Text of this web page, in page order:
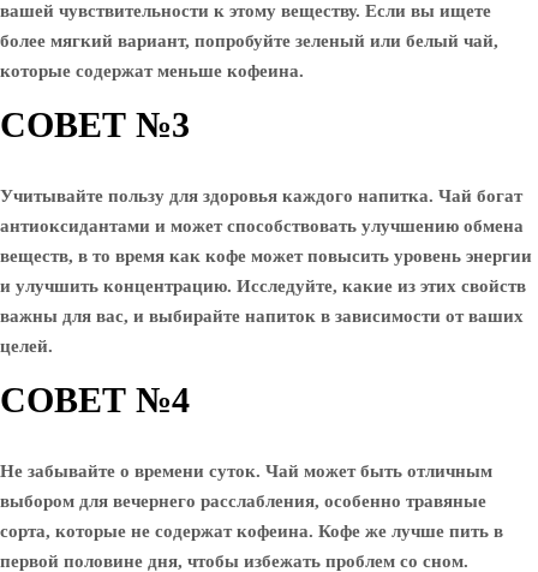
вашей чувствительности к этому веществу. Если вы ищете
более мягкий вариант, попробуйте зеленый или белый чай,
которые содержат меньше кофеина.
СОВЕТ №3
Учитывайте пользу для здоровья каждого напитка. Чай богат
антиоксидантами и может способствовать улучшению обмена
веществ, в то время как кофе может повысить уровень энергии
и улучшить концентрацию. Исследуйте, какие из этих свойств
важны для вас, и выбирайте напиток в зависимости от ваших
целей.
СОВЕТ №4
Не забывайте о времени суток. Чай может быть отличным
выбором для вечернего расслабления, особенно травяные
сорта, которые не содержат кофеина. Кофе же лучше пить в
первой половине дня, чтобы избежать проблем со сном.